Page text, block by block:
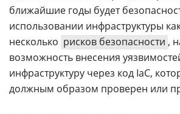
ближайшие годы будет
использовании инфраструктуры
несколько рисков безопасности ,
возможность внесения
инфраструктуру через код IaC,
должным образом проверен или